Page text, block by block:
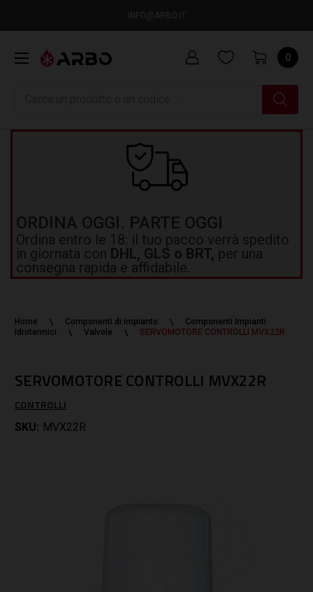
INFO@ARBO.IT
0
ORDINA OGGI. PARTE OGGI
Ordina entro le 18: il tuo pacco verrà spedito
in giornata con DHL, GLS o BRT, per una
consegna rapida e affidabile.
Home Componenti di impianto
Componenti Impianti
Idrotermici
Valvole SERVOMOTORE CONTROLLI MVX22R
SERVOMOTORE CONTROLLI MVX22R
CONTROLLI
SKU: MVX22R